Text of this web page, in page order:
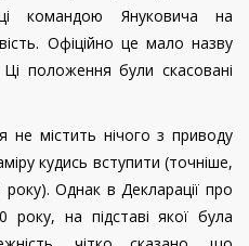
командою Януковича на
Офіційно це мало назву
Ці положення були скасовані
не містить нічого з приводу
кудись вступити (точніше,
Однак в Декларації про
року, на підставі якої була